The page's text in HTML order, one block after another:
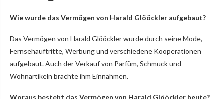
Wie wurde das Vermögen von Harald Glööckler aufgebaut?
Das Vermögen von Harald Glööckler wurde durch seine Mode,
Fernsehauftritte, Werbung und verschiedene Kooperationen
aufgebaut. Auch der Verkauf von Parfüm, Schmuck und
Wohnartikeln brachte ihm Einnahmen.
Woraus besteht das Vermögen von Harald Glööckler heute?